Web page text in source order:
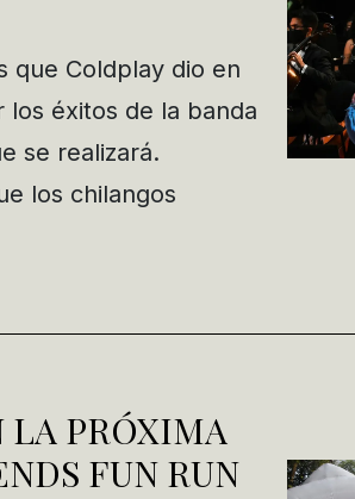
que Coldplay dio en
los éxitos de la banda
se realizará.
los chilangos
LA PRÓXIMA
FUN RUN